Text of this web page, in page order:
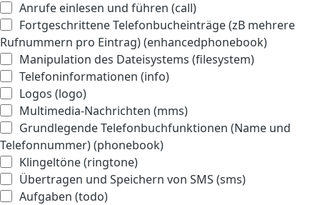
Anrufe einlesen und führen (call)
Fortgeschrittene Telefonbucheinträge (zB mehrere
Rufnummern pro Eintrag) (enhancedphonebook)
Manipulation des Dateisystems (filesystem)
Telefoninformationen (info)
Logos (logo)
Multimedia-Nachrichten (mms)
Grundlegende Telefonbuchfunktionen (Name und
Telefonnummer) (phonebook)
Klingeltöne (ringtone)
Übertragen und Speichern von SMS (sms)
Aufgaben (todo)